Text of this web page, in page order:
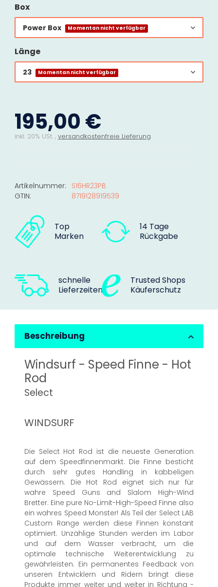
Box
Power Box Momentan nicht verfügbar
Länge
23 Momentan nicht verfügbar
195,00 €
inkl. 20% USt. , versandkostenfreie Lieferung
Artikelnummer:
S16HR23PB
GTIN:
8719128919539
Top
Marken
14 Tage
Rückgabe
schnelle
Lieferzeiten
Trusted Shops
Käuferschutz
Beschreibung
Windsurf - Speed Finne - Hot
Rod
Select
WINDSURF
Die Select Hot Rod ist die neueste Generation
auf dem Speedfinnenmarkt. Die Finne besticht
durch sehr gutes Handling in kabbeligen
Gewässern. Die Hot Rod eignet sich nur für
wahre Speed Guns and Slalom High-Wind
Bretter. Eine pure No-Limit-High-Speed Finne also
ein wahres Speed Monster! Als Teil der Select LAB
Custom Range werden diese Finnen konstant
optimiert. Unzählige Stunden werden im Labor
und auf dem Wasser verbracht, um die
optimale technische Weiterentwicklung zu
gewährleisten. Ein permanentes Feedback von
unseren Entwicklern und Ridern bringt diese
Produkte immer weiter und weiter in Richtung -